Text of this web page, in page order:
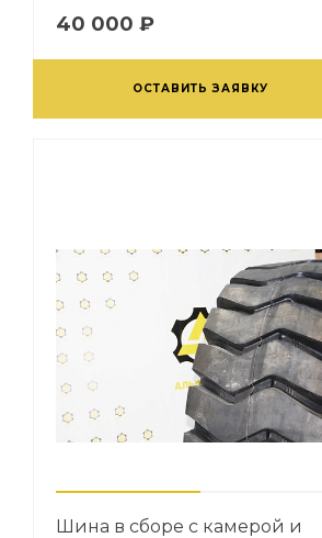
40 000 ₽
ОСТАВИТЬ ЗАЯВКУ
Шина в сборе с камерой и